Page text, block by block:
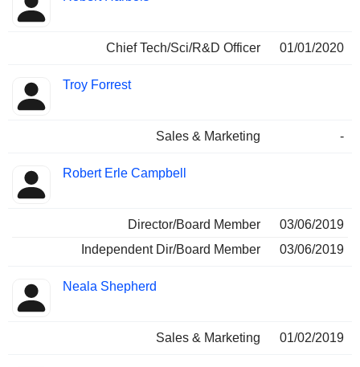
Chief Tech/Sci/R&D Officer 01/01/2020
Troy Forrest
Sales & Marketing -
Robert Erle Campbell
Director/Board Member
03/06/2019
Independent Dir/Board Member
03/06/2019
Neala Shepherd
Sales & Marketing 01/02/2019